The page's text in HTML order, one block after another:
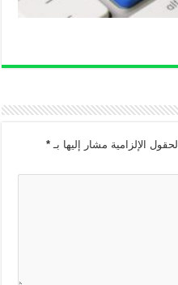
الحقول الإلزامية مشار إليها بـ*